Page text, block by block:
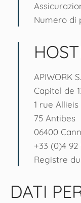
Numero di
APIWORK
Capital de
1 rue Allieis
75 Antibes
06400
+33 (0)4 92
Registre
DATI